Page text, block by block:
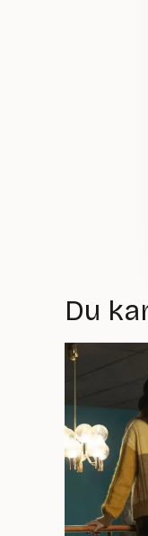
Du